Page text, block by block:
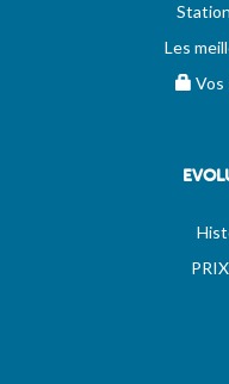
Les
Vos